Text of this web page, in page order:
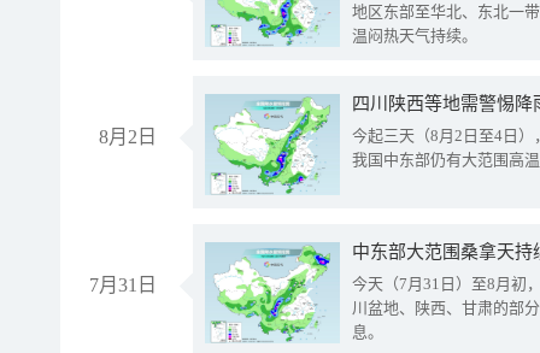
地区东部至华北、东北一
温闷热天气持续。
8月2日
今起三天（8月2日至4日
我国中东部仍有大范围高
7月31日
中东部大范围桑拿天
今天（7月31日）至8月初
川盆地、陕西、甘肃的部
息。